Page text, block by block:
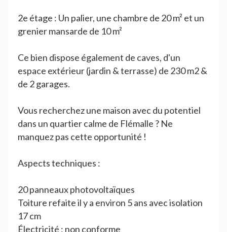
2e étage : Un palier, une chambre de 20 m² et un
grenier mansarde de 10 m²
Ce bien dispose également de caves, d'un
espace extérieur (jardin & terrasse) de 230 m2 &
de 2 garages.
Vous recherchez une maison avec du potentiel
dans un quartier calme de Flémalle ? Ne
manquez pas cette opportunité !
Aspects techniques :
20 panneaux photovoltaïques
Toiture refaite il y a environ 5 ans avec isolation
17 cm
Électricité : non conforme